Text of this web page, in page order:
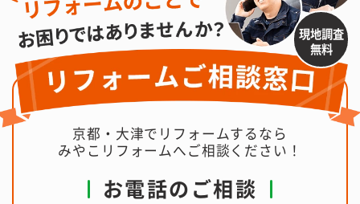
現地調査
無料
京都・大津でリフォームするなら
みやこリフォームへご相談ください！
お電話のご相談